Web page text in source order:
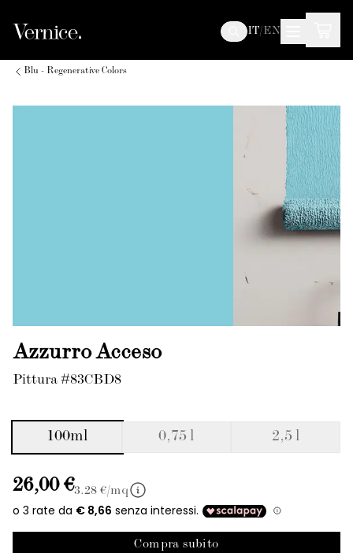
IT/EN
Blu - Regenerative Colors
Azzurro Acceso
Pittura #83CBD8
100ml 0,75 l 2,5 l
26,00 €3.28 €/mq
Compra subito